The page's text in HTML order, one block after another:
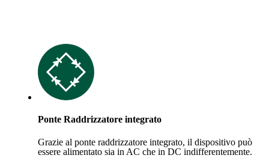
Ponte Raddrizzatore integrato
Grazie al ponte raddrizzatore integrato, il dispositivo può
essere alimentato sia in AC che in DC indifferentemente.